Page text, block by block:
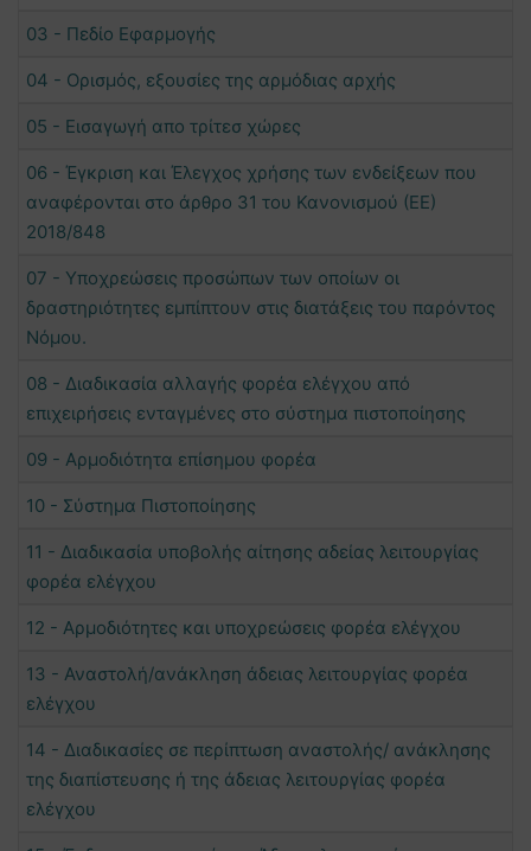
03 - Πεδίο Εφαρμογής
04 - Ορισμός, εξουσίες της αρμόδιας αρχής
05 - Εισαγωγή απο τρίτεσ χώρες
06 - Έγκριση και Έλεγχος χρήσης των ενδείξεων που
αναφέρονται στο άρθρο 31 του Κανονισμού (ΕΕ)
2018/848
07 - Υποχρεώσεις προσώπων των οποίων οι
δραστηριότητες εμπίπτουν στις διατάξεις του παρόντος
Νόμου.
08 - Διαδικασία αλλαγής φορέα ελέγχου από
επιχειρήσεις ενταγμένες στο σύστημα πιστοποίησης
09 - Αρμοδιότητα επίσημου φορέα
10 - Σύστημα Πιστοποίησης
11 - Διαδικασία υποβολής αίτησης αδείας λειτουργίας
φορέα ελέγχου
12 - Αρμοδιότητες και υποχρεώσεις φορέα ελέγχου
13 - Αναστολή/ανάκληση άδειας λειτουργίας φορέα
ελέγχου
14 - Διαδικασίες σε περίπτωση αναστολής/ ανάκλησης
της διαπίστευσης ή της άδειας λειτουργίας φορέα
ελέγχου